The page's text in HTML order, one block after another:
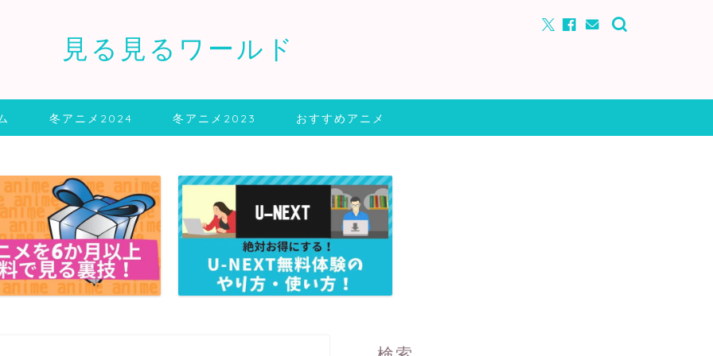
見る見るワールド
冬アニメ2024 冬アニメ2023 おすすめアニメ